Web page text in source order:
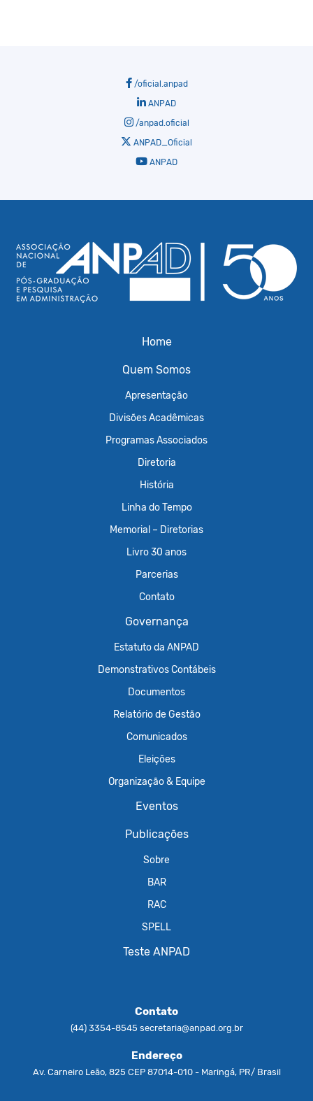
/oficial.anpad
ANPAD
/anpad.oficial
ANPAD_Oficial
ANPAD
Home
Quem Somos
Apresentação
Divisões Acadêmicas
Programas Associados
Diretoria
História
Linha do Tempo
Memorial – Diretorias
Livro 30 anos
Parcerias
Contato
Governança
Estatuto da ANPAD
Demonstrativos Contábeis
Documentos
Relatório de Gestão
Comunicados
Eleições
Organização & Equipe
Eventos
Publicações
Sobre
BAR
RAC
SPELL
Teste ANPAD
Contato
(44) 3354-8545 secretaria@anpad.org.br
Endereço
Av. Carneiro Leão, 825 CEP 87014-010 - Maringá, PR/ Brasil